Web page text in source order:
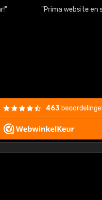
"Prima website en snelle
463